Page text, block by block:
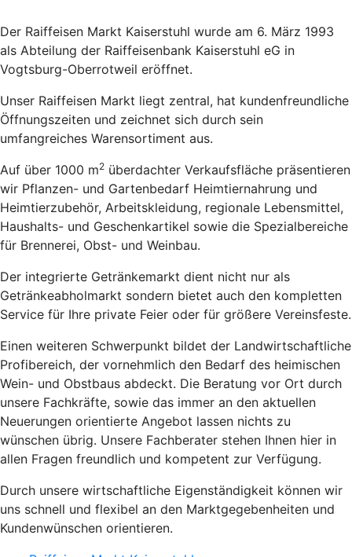
Der Raiffeisen Markt Kaiserstuhl wurde am 6. März 1993
als Abteilung der Raiffeisenbank Kaiserstuhl eG in
Vogtsburg-Oberrotweil eröffnet.
Unser Raiffeisen Markt liegt zentral, hat kundenfreundliche
Öffnungszeiten und zeichnet sich durch sein
umfangreiches Warensortiment aus.
Auf über 1000 m2 überdachter Verkaufsfläche präsentieren
wir Pflanzen- und Gartenbedarf Heimtiernahrung und
Heimtierzubehör, Arbeitskleidung, regionale Lebensmittel,
Haushalts- und Geschenkartikel sowie die Spezialbereiche
für Brennerei, Obst- und Weinbau.
Der integrierte Getränkemarkt dient nicht nur als
Getränkeabholmarkt sondern bietet auch den kompletten
Service für Ihre private Feier oder für größere Vereinsfeste.
Einen weiteren Schwerpunkt bildet der Landwirtschaftliche
Profibereich, der vornehmlich den Bedarf des heimischen
Wein- und Obstbaus abdeckt. Die Beratung vor Ort durch
unsere Fachkräfte, sowie das immer an den aktuellen
Neuerungen orientierte Angebot lassen nichts zu
wünschen übrig. Unsere Fachberater stehen Ihnen hier in
allen Fragen freundlich und kompetent zur Verfügung.
Durch unsere wirtschaftliche Eigenständigkeit können wir
uns schnell und flexibel an den Marktgegebenheiten und
Kundenwünschen orientieren.